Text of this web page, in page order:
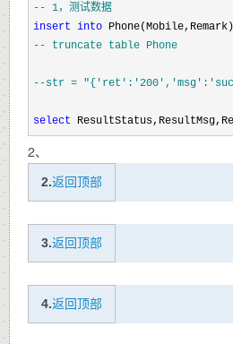
-- 1，测试数据
insert into Phone(Mobile,Remark)
-- truncate table Phone
--str =
select
2、
2.返回顶部
3.返回顶部
4.返回顶部